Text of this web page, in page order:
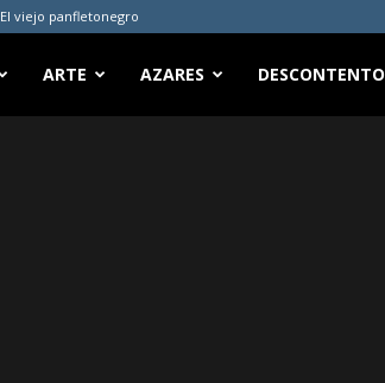
El viejo panfletonegro
ARTE AZARES DESCONTENTO